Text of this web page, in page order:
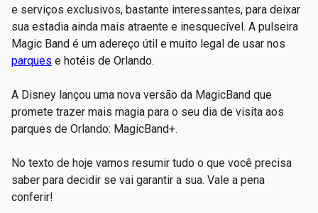
e serviços exclusivos, bastante interessantes, para deixar
sua estadia ainda mais atraente e inesquecível. A pulseira
Magic Band é um adereço útil e muito legal de usar nos
parques e hotéis de Orlando.
A Disney lançou uma nova versão da MagicBand que
promete trazer mais magia para o seu dia de visita aos
parques de Orlando: MagicBand+.
No texto de hoje vamos resumir tudo o que você precisa
saber para decidir se vai garantir a sua. Vale a pena
conferir!